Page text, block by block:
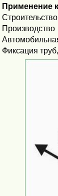
Применение
Строительство
Производство
Фиксация